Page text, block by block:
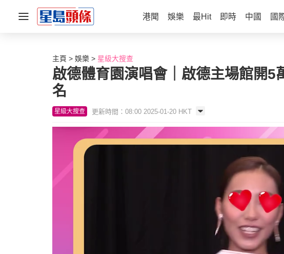
港聞 娛樂 最Hit 即時 中國 國
主頁 娛樂 星級大搜查
啟德體育園演唱會｜啟德主場館開
名
星級大搜查 更新時間：08:00 2025-01-20 HKT